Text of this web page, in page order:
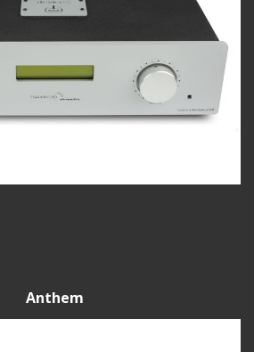
Anthem